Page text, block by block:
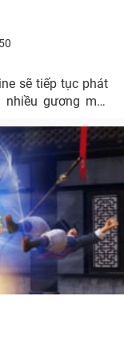
sẽ tiếp tục phát
gương mặt